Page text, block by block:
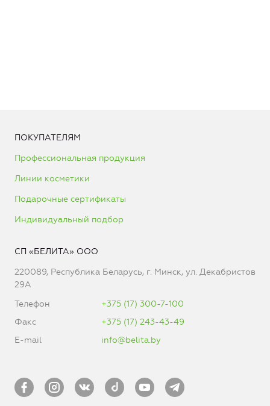
ПОКУПАТЕЛЯМ
Профессиональная продукция
Линии косметики
Подарочные сертификаты
Индивидуальный подбор
СП «БЕЛИТА» ООО
220089, Республика Беларусь, г. Минск, ул. Декабристов
29А
Телефон
+375 (17) 300-7-100
Факс
+375 (17) 243-43-49
E-mail
info@belita.by